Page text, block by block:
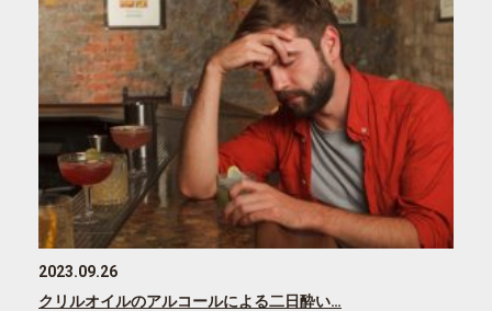
2023.09.26
クリルオイルのアルコールによる二日酔い…